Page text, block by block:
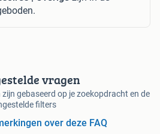
vragen
gebaseerd op je zoekopdracht en de
filters
over deze FAQ